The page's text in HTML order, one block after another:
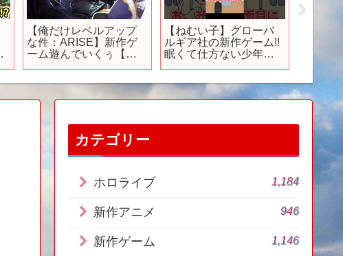
【俺だけレベルアップ
な件：ARISE】新作ゲ
ーム遊んでいくぅ【白
【ねむい子】グローバ
ルギア社の新作ゲーム!!
眠くて仕方ない少年を
【ゆっくり実況】 #広告
でよく見るゲーム #脱出
【PS/
カテゴリー
ホロライブ 1,184
新作アニメ 946
新作ゲーム 1,146